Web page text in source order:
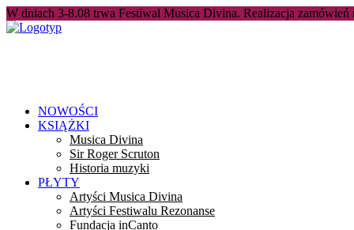
W dniach 3-8.08 trwa Festiwal Musica Divina. Realizacja
NOWOŚCI
KSIĄŻKI
Musica Divina
Sir Roger Scruton
Historia muzyki
PŁYTY
Artyści Musica Divina
Artyści Festiwalu Rezonanse
Fundacja inCanto